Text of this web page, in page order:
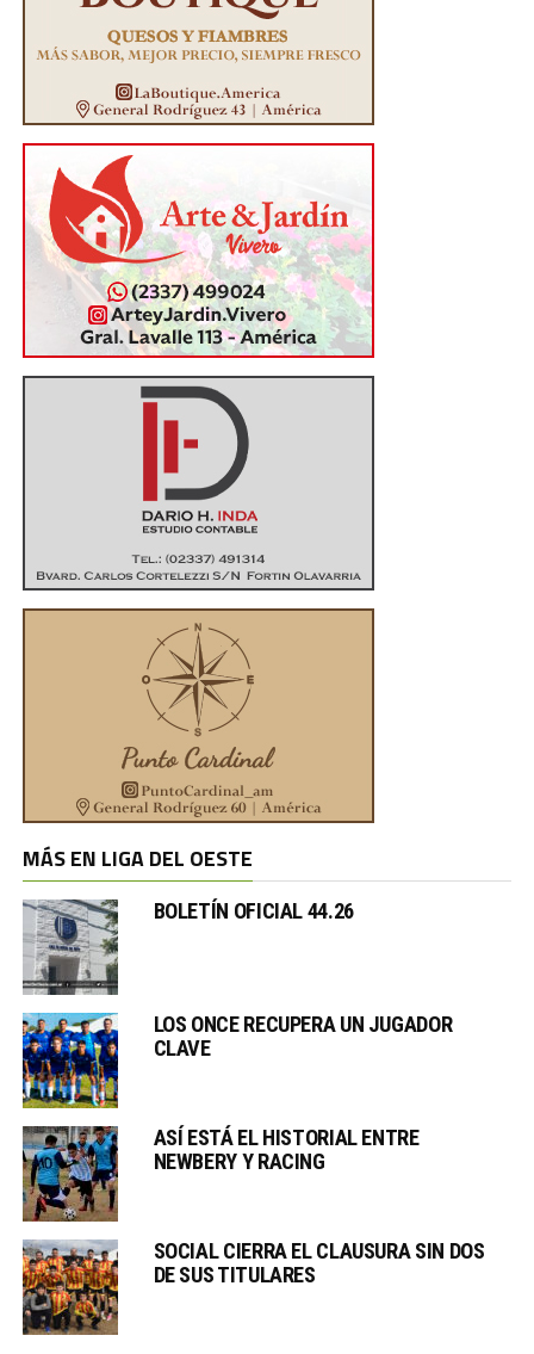
MÁS EN LIGA DEL OESTE
BOLETÍN OFICIAL 44.26
LOS ONCE RECUPERA UN JUGADOR
CLAVE
ASÍ ESTÁ EL HISTORIAL ENTRE
NEWBERY Y RACING
SOCIAL CIERRA EL CLAUSURA SIN DOS
DE SUS TITULARES